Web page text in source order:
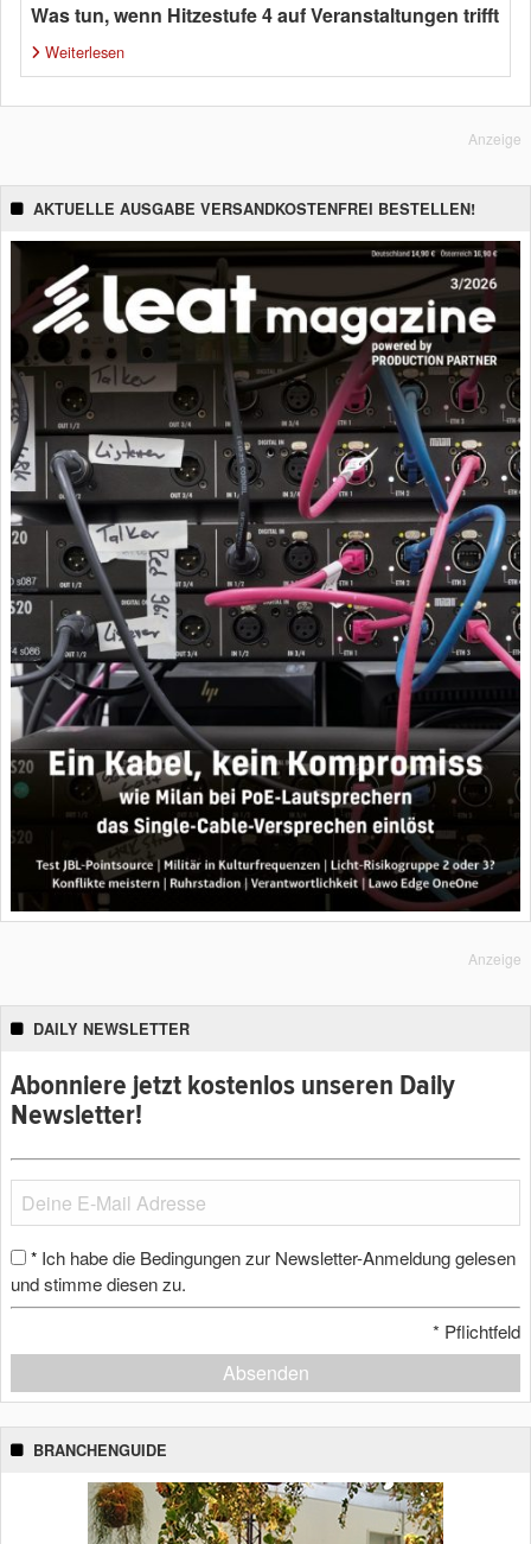
Was tun, wenn Hitzestufe 4 auf Veranstaltungen trifft
Weiterlesen
Anzeige
AKTUELLE AUSGABE VERSANDKOSTENFREI BESTELLEN!
Anzeige
DAILY NEWSLETTER
Abonniere jetzt kostenlos unseren Daily
Newsletter!
* Ich habe die Bedingungen zur Newsletter-Anmeldung gelesen
und stimme diesen zu.
* Pflichtfeld
Absenden
BRANCHENGUIDE